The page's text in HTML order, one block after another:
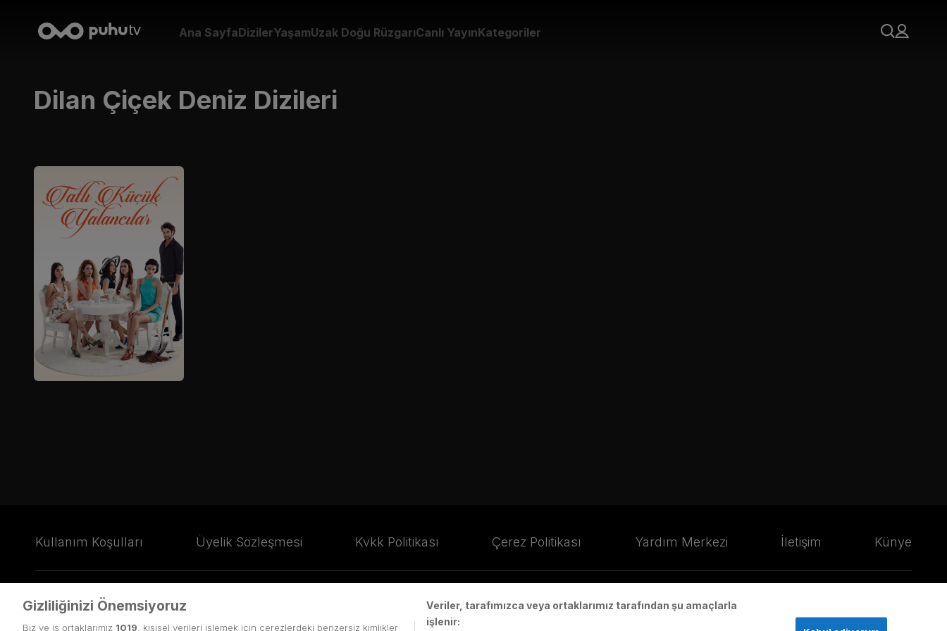
Ana SayfaDizilerYaşamUzak Doğu RüzgarıCanlı YayınKategoriler
Dilan Çiçek Deniz Dizileri
Kullanım Koşulları Üyelik Sözleşmesi Kvkk Politikası Çerez Politikası Yardım Merkezi İletişim Künye
© Copyright 2026puhutv.com Tüm hakları Puhu TV Yayıncılık A.Ş.'de saklıdır.
Gizliliğinizi Önemsiyoruz
Biz ve iş ortaklarımız 1019 , kişisel verileri işlemek için çerezlerdeki benzersiz kimlikler
Veriler, tarafımızca veya ortaklarımız tarafından şu amaçlarla
işlenir: